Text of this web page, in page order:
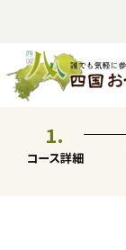
コース詳細